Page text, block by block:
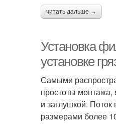
читать дальше →
Установка
установке
Самыми
простоты монтажа,
и заглушкой.
размерами более